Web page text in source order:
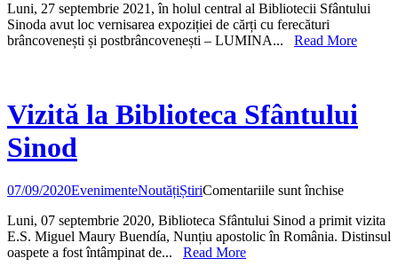
CARE
LUMINEAZĂ
ÎN
de
cărți
ferecături
și
postbrâncovenești.
Luni, 27 septembrie 2021, în holul central al Bibliotecii Sfântului
Sinoda avut loc vernisarea expoziției de cărți cu ferecături
brâncovenești și postbrâncovenești – LUMINA... Read More
Vizită la Biblioteca Sfântului
Sinod
07/09/2020EvenimenteNoutățiȘtiriComentariile sunt închisepentru
la
Luni, 07 septembrie 2020, Biblioteca Sfântului Sinod a primit vizita
E.S. Miguel Maury Buendía, Nunțiu apostolic în România. Distinsul
oaspete a fost întâmpinat de... Read More